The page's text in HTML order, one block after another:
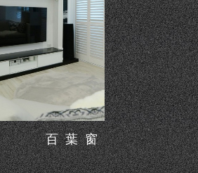
百葉窗